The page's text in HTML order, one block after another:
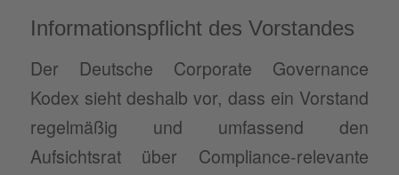
Informationspflicht des Vorstandes
Der Deutsche Corporate Governance
Kodex sieht deshalb vor, dass ein Vorstand
regelmäßig und umfassend den
Aufsichtsrat über Compliance-relevante